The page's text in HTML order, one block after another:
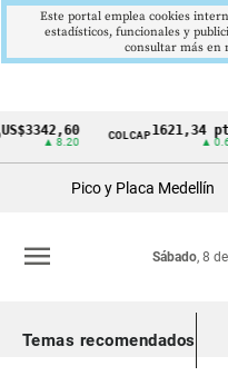
Cintillo
Colombia
▲ 8.20
COLCAP1621,34 pts
▲ 0.67
Pico y Placa Medellín
Sábado, 8
menu
Temas recomendados
Este portal emplea cookies
estadísticos, funcionales y
consultar más en